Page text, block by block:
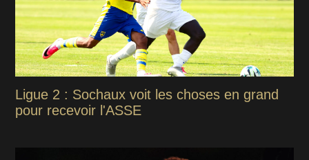
Ligue 2 : Sochaux voit les choses en grand
pour recevoir l'ASSE